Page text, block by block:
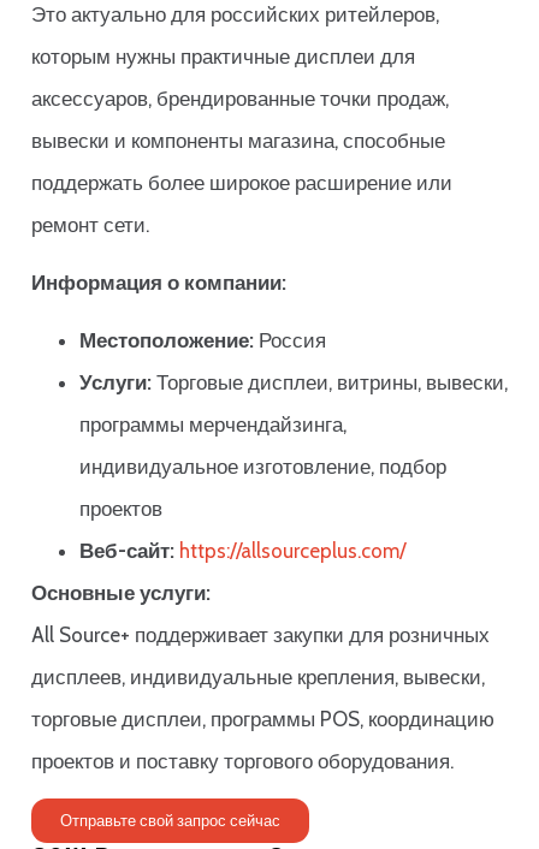
Это актуально для российских ритейлеров,
которым нужны практичные дисплеи для
аксессуаров, брендированные точки продаж,
вывески и компоненты магазина, способные
поддержать более широкое расширение или
ремонт сети.
Информация о компании:
Местоположение: Россия
Услуги: Торговые дисплеи, витрины, вывески,
программы мерчендайзинга,
индивидуальное изготовление, подбор
проектов
Веб-сайт: https://allsourceplus.com/
Основные услуги:
All Source+ поддерживает закупки для розничных
дисплеев, индивидуальные крепления, вывески,
торговые дисплеи, программы POS, координацию
проектов и поставку торгового оборудования.
Отправьте свой запрос сейчас